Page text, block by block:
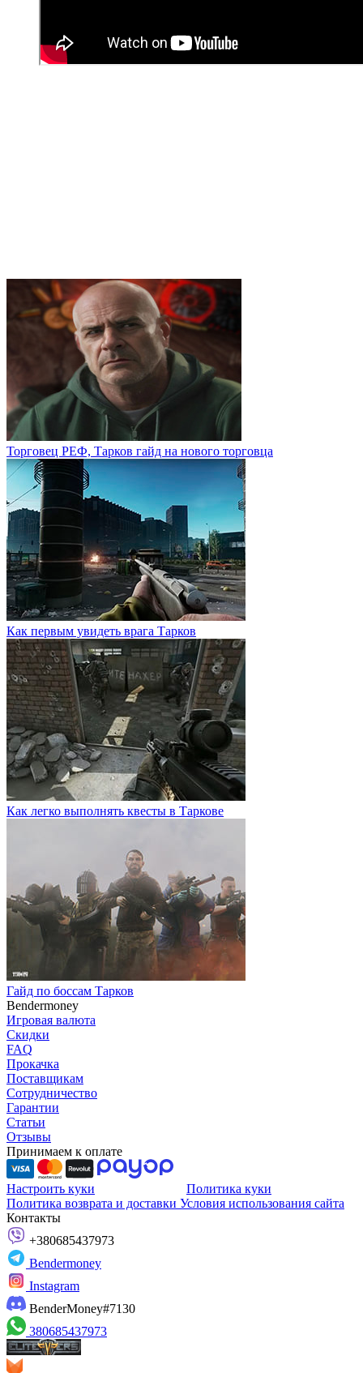
Торговец РЕФ, Тарков гайд на нового торговца
Как первым увидеть врага Тарков
Как легко выполнять квесты в Таркове
Гайд по боссам Тарков
Bendermoney
Игровая валюта
Скидки
FAQ
Прокачка
Поставщикам
Сотрудничество
Гарантии
Статьи
Отзывы
Принимаем к оплате
Настроить куки
Политика куки
Политика возврата и доставки Условия использования сайта
Контакты
+380685437973
Bendermoney
Instagram
BenderMoney#7130
380685437973